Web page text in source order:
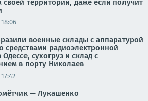
своей территории, даже если получит
18:06
военные склады с аппаратурой
средствами радиоэлектронной
сухогруз и склад с
в порту Николаев
17:42
— Лукашенко